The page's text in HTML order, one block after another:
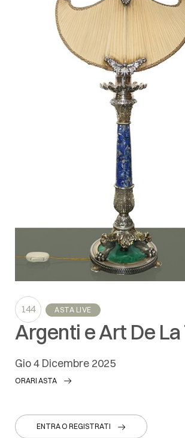
144 ASTA LIVE
Argenti e Art De La
gio4 Dicembre 2025
ORARI ASTA
ENTRA O REGISTRATI